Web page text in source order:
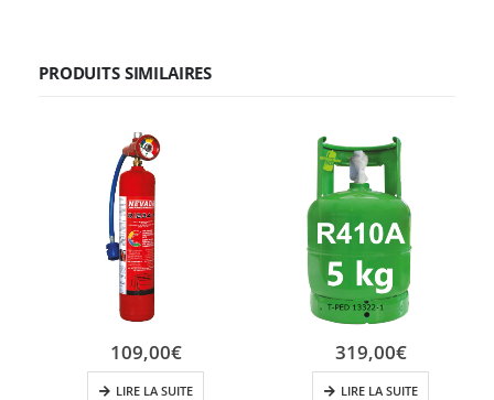
PRODUITS SIMILAIRES
109,00€
LIRE LA SUITE
319,00€
LIRE LA SUITE